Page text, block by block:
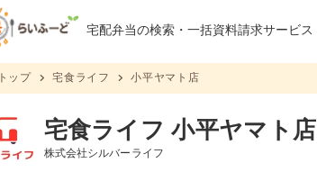
宅配弁当の検索・一括資料請求サービス
トップ 宅食ライフ 小平ヤマト店
宅食ライフ 小平ヤマト店
株式会社シルバーライフ